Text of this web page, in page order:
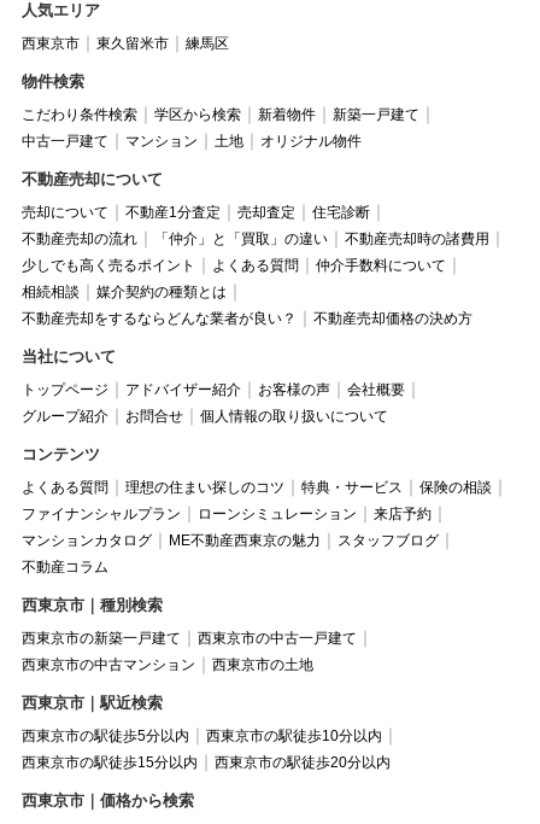
人気エリア
西東京市 東久留米市 練馬区
物件検索
こだわり条件検索 学区から検索 新着物件
新築一戸建て
中古一戸建て
マンション 土地 オリジナル物件
不動産売却について
売却について 不動産1分査定 売却査定
住宅診断
不動産売却の流れ
「仲介」と「買取」の違い
不動産売却時の諸費用
少しでも高く売るポイント
よくある質問
仲介手数料について
相続相談
媒介契約の種類とは
不動産売却をするならどんな業者が良い？
不動産売却価格の決め方
当社について
トップページ アドバイザー紹介 お客様の声
会社概要
グループ紹介
お問合せ 個人情報の取り扱いについて
コンテンツ
よくある質問 理想の住まい探しのコツ 特典・サービス
保険の相談
ファイナンシャルプラン
ローンシミュレーション
来店予約
マンションカタログ
ME不動産西東京の魅力
スタッフブログ
不動産コラム
西東京市｜種別検索
西東京市の新築一戸建て
西東京市の中古一戸建て
西東京市の中古マンション
西東京市の土地
西東京市｜駅近検索
西東京市の駅徒歩5分以内
西東京市の駅徒歩10分以内
西東京市の駅徒歩15分以内
西東京市の駅徒歩20分以内
西東京市｜価格から検索